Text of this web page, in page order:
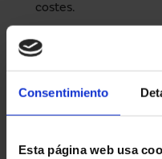
Consentimiento
Esta página web usa
costes.
Otorgan mayor
maquinaria
. La
accidental.
intensivo en entornos